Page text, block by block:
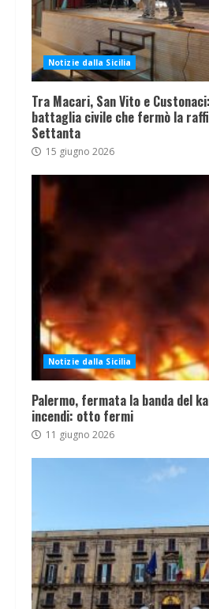
Notizie dalla Sicilia
Tra Macari, San Vito e
battaglia civile che fermò la
Settanta
15 giugno 2026
Notizie dalla Sicilia
Palermo, fermata la banda del
incendi: otto fermi
11 giugno 2026